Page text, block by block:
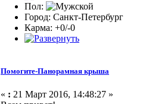
Пол:
Город: Санкт-Петербург
Карма: +0/-0
Помогите-Панорамная крыша
« : 21 Март 2016, 14:48:27 »